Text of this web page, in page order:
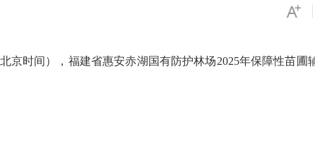
北京时间），福建省惠安赤湖国有防护林场2025年保障性苗圃